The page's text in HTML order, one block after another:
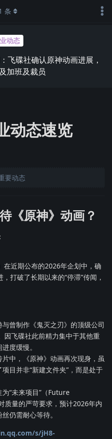
动态
飞碟社确认原神动画进展，
加班及裁员
条
动态速览
要动态
《原神》动画？
近期公布的2026年企划中，确
打破了长期以来的“停滞”传闻，
与曾制作《鬼灭之刃》的顶级公司
因飞碟社此前精力集中于其他重
度缓慢。
片中，《原神》动画再次现身，虽
目并非“新建文件夹”，而是处于
为“未来项目”（Future
质量的严苛要求，预计2026年内
仍需耐心等待。
s/jH8-